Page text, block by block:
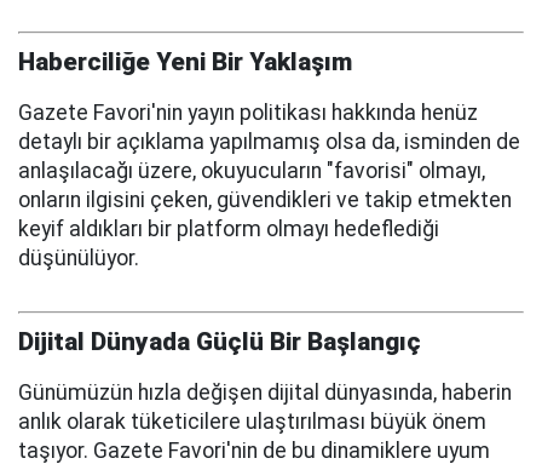
Haberciliğe Yeni Bir Yaklaşım
Gazete Favori'nin yayın politikası hakkında henüz
detaylı bir açıklama yapılmamış olsa da, isminden de
anlaşılacağı üzere, okuyucuların "favorisi" olmayı,
onların ilgisini çeken, güvendikleri ve takip etmekten
keyif aldıkları bir platform olmayı hedeflediği
düşünülüyor.
Dijital Dünyada Güçlü Bir Başlangıç
Günümüzün hızla değişen dijital dünyasında, haberin
anlık olarak tüketicilere ulaştırılması büyük önem
taşıyor. Gazete Favori'nin de bu dinamiklere uyum